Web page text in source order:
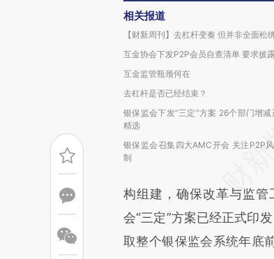
相关报道
【财新周刊】去杠杆变奏 但并非全面松
互金协会下发P2P会员自查清单 要求披
互金监管瓶颈何在
去杠杆是否已经结束？
银保监会下发“三定”方案 26个部门增
精选
银保监会召集四大AMC开会 关注P2P
制
构组建，确保改革与监管
会“三定”方案已经正式印
取整个银保监会系统年底